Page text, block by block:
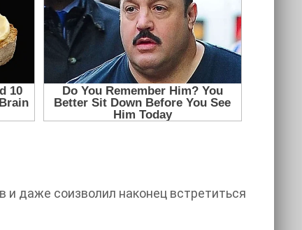
и даже соизволил наконец встретиться